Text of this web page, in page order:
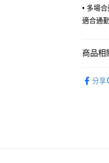
【大哥
1.本服
2.付款
3.實際
4.訂單
【繳款
AFTEE
相關說明
便利好
１．簡
３．安
• 多場合
適合通
商品相
分享